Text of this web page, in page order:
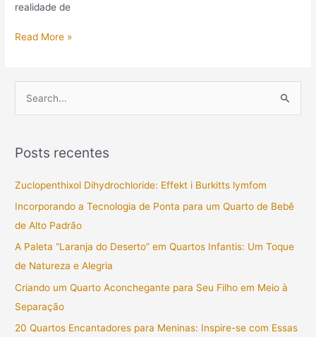
realidade de
Read More »
q
r
p
o
r
:
Posts recentes
Zuclopenthixol Dihydrochloride: Effekt i Burkitts lymfom
Incorporando a Tecnologia de Ponta para um Quarto de Bebê
de Alto Padrão
A Paleta “Laranja do Deserto” em Quartos Infantis: Um Toque
de Natureza e Alegria
Criando um Quarto Aconchegante para Seu Filho em Meio à
Separação
20 Quartos Encantadores para Meninas: Inspire-se com Essas